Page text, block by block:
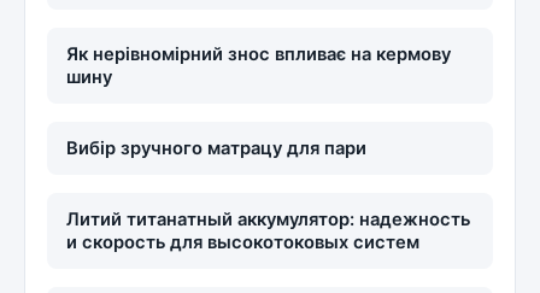
Як нерівномірний знос впливає на кермову
шину
Вибір зручного матрацу для пари
Литий титанатный аккумулятор: надежность
и скорость для высокотоковых систем